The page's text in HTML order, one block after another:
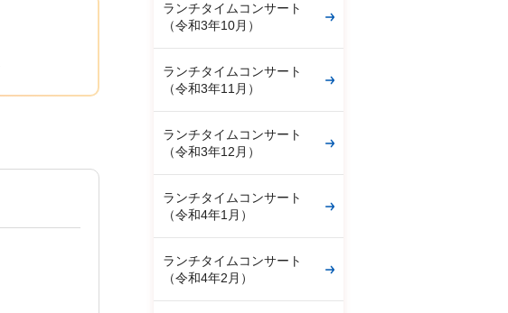
ランチタイムコンサート
（令和3年10月）
ランチタイムコンサート
（令和3年11月）
ランチタイムコンサート
（令和3年12月）
ランチタイムコンサート
（令和4年1月）
ランチタイムコンサート
（令和4年2月）